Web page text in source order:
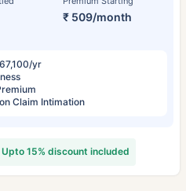
₹ 509/month
yr
Claim Intimation
Upto 15% discount included